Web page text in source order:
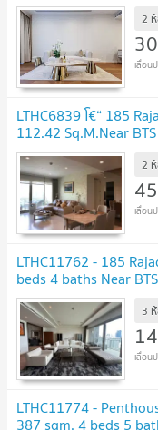
!
2
LTHC6839 โ€“ 185
112.42 Sq.M.Near
MB UPDATE !
2
LTHC11762 - 185
beds 4 baths Near
MB UPDATE !
3
LTHC11774 -
387 sqm. 4 beds 5